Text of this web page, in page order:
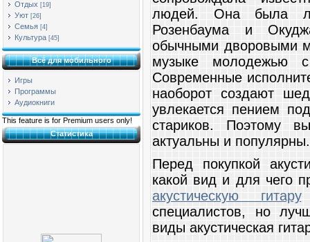
Отдых [19]
Уют [26]
Семья [4]
Культура [45]
Всё для мобильного
Игры
Программы
Аудиокниги
This feature is for Premium users only!
Статистика
людей. Она была
Розенбаума и
обычными дворовыми
музыке молодежью с
Современные
наоборот создают
увлекается пением
стариков. Поэтому
актуальны и популярны.
Перед покупкой
какой вид и для чего
акустическую гитару
специалистов, но
виды акустическая